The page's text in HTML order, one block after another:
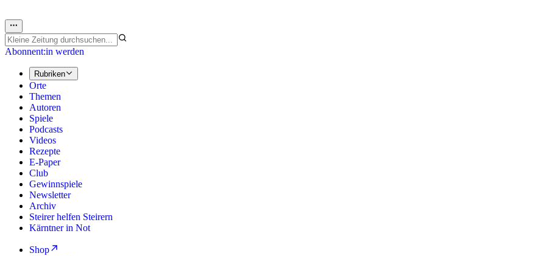
Abonnent:in werden
Rubriken
Orte
Themen
Autoren
Spiele
Podcasts
Videos
Rezepte
E-Paper
Club
Gewinnspiele
Newsletter
Archiv
Steirer helfen Steirern
Kärntner in Not
Shop